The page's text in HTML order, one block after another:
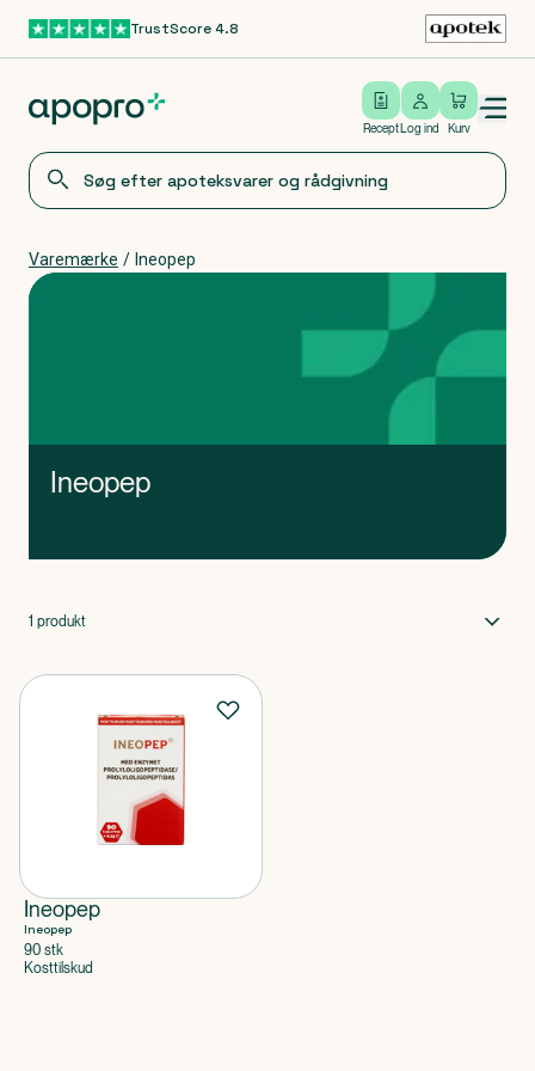
Gå til hovedindholdTrustScore 4.8
Recept
Log ind
Log ind Kurv
Open/close menu
Varemærke / Ineopep
Ineopep
1 produkt
Ineopep
Ineopep
90 stk
Kosttilskud